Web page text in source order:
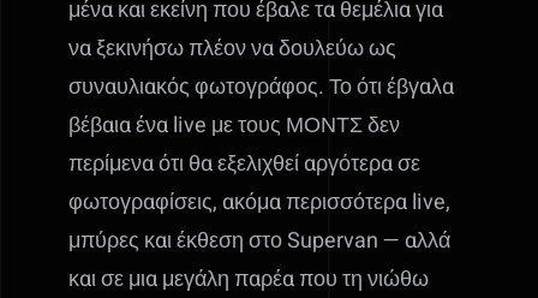
μένα και εκείνη που έβαλε τα θεμέλια για
να ξεκινήσω πλέον να δουλεύω ως
συναυλιακός φωτογράφος. Το ότι έβγαλα
βέβαια ένα live με τους ΜΟΝΤΣ δεν
περίμενα ότι θα εξελιχθεί αργότερα σε
φωτογραφίσεις, ακόμα περισσότερα live,
μπύρες και έκθεση στο Supervan — αλλά
και σε μια μεγάλη παρέα που τη νιώθω